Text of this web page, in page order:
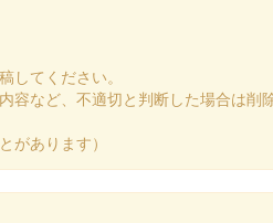
スにて販売された御城印。3色ある
してください。
など、不適切と判断した場合は削
があります）